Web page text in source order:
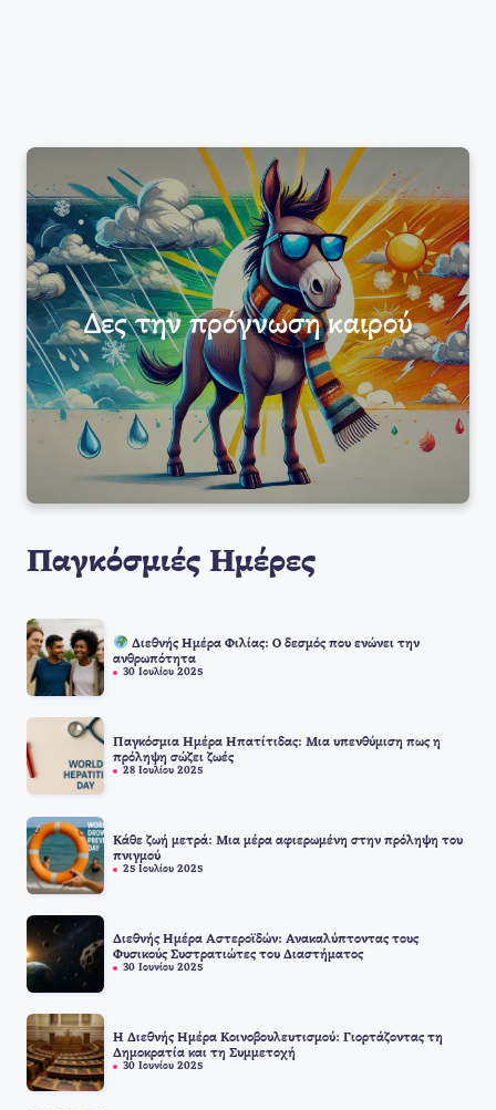
Δες την πρόγνωση καιρού
Παγκόσμιές Ημέρες
Διεθνής Ημέρα Φιλίας: Ο δεσμός που ενώνει την
ανθρωπότητα
30 Ιουλίου 2025
Παγκόσμια Ημέρα Ηπατίτιδας: Μια υπενθύμιση πως η
πρόληψη σώζει ζωές
28 Ιουλίου 2025
Κάθε ζωή μετρά: Μια μέρα αφιερωμένη στην πρόληψη του
πνιγμού
25 Ιουλίου 2025
Διεθνής Ημέρα Αστεροϊδών: Ανακαλύπτοντας τους
Φυσικούς Συστρατιώτες του Διαστήματος
30 Ιουνίου 2025
Η Διεθνής Ημέρα Κοινοβουλευτισμού: Γιορτάζοντας τη
Δημοκρατία και τη Συμμετοχή
30 Ιουνίου 2025